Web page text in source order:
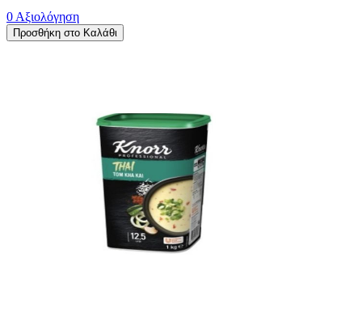
0 Αξιολόγηση
Προσθήκη στο Καλάθι